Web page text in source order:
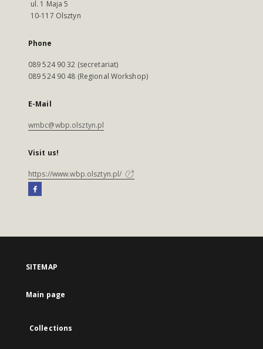
ul. 1 Maja 5
10-117 Olsztyn
Phone
089 524 90 32 (secretariat)
089 524 90 48 (Regional Workshop)
E-Mail
wmbc@wbp.olsztyn.pl
Visit us!
https://www.wbp.olsztyn.pl/
SITEMAP
Main page
Collections